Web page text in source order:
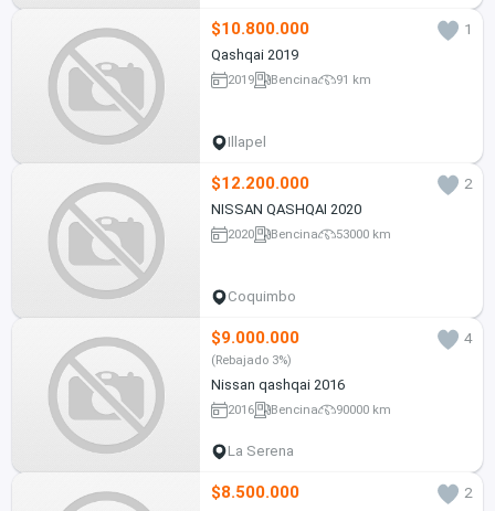
$10.800.000
1
Qashqai 2019
2019 Bencina 91 km
Illapel
$12.200.000
2
NISSAN QASHQAI 2020
2020 Bencina 53000 km
Coquimbo
$9.000.000 4
(Rebajado 3%)
Nissan qashqai 2016
2016 Bencina 90000 km
La Serena
$8.500.000
2